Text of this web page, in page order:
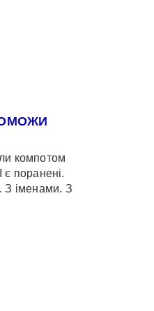
компотом
поранені.
З іменами. З